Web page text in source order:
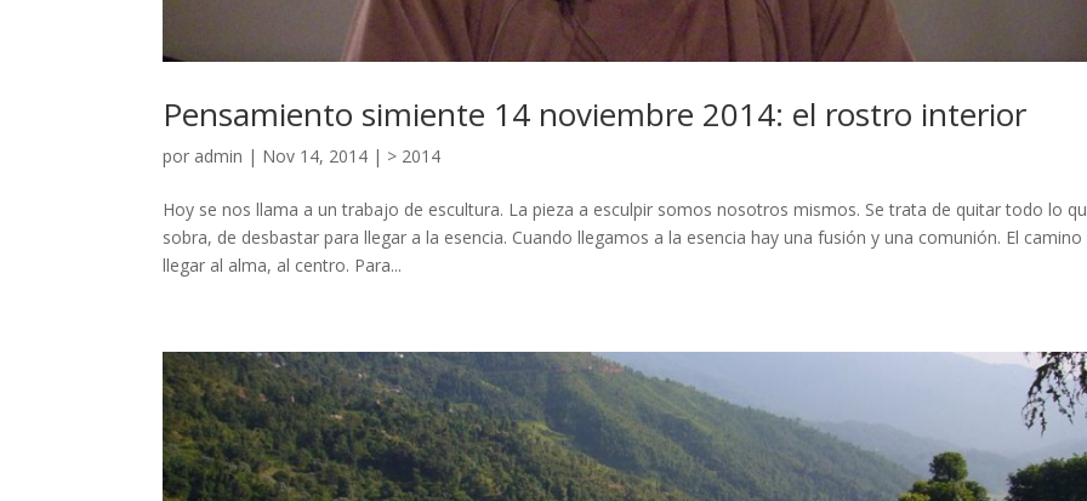
Pensamiento simiente 14 noviembre 2014: el rostro interior
por admin | Nov 14, 2014 | > 2014
Hoy se nos llama a un trabajo de escultura. La pieza a esculpir somos nosotros mismos. Se trata de quitar todo lo
sobra, de desbastar para llegar a la esencia. Cuando llegamos a la esencia hay una fusión y una comunión. El camino
llegar al alma, al centro. Para...